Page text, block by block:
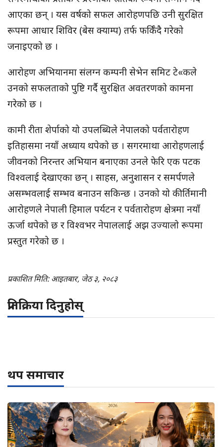
आएका छन् । यस वर्षको सफल आरोहणपछि उनी सुरक्षित
रूपमा आधार शिविर (बेस क्याम्प) तर्फ फर्किँदै गरेको
जनाइएको छ ।
आरोहण अभियानमा संलग्न कम्पनी सेभेन समिट टे«कले
उनको सफलताको पुष्टि गर्दै सुरक्षित अवतरणको कामना
गरेको छ ।
कामी रीता शेर्पाको यो उपलब्धिले नेपालको पर्वतारोहण
इतिहासमा नयाँ अध्याय थपेको छ । सगरमाथा आरोहणलाई
जीवनको निरन्तर अभियान बनाएका उनले फेरि एक पटक
विश्वलाई देखाएका छन् । साहस, अनुशासन र समर्पणले
असम्भवलाई सम्भव बनाउन सकिन्छ । उनको यो कीर्तिमानी
आरोहणले नेपाली हिमाल पर्यटन र पर्वतारोहण क्षेत्रमा नयाँ
ऊर्जा थपेको छ र विश्वभर नेपाललाई अझ उज्यालो रूपमा
प्रस्तुत गरेको छ ।
प्रकाशित मिति: आइतबार, जेठ ३, २०८३
प्रतिक्रिया दिनुहोस्
थप समाचार